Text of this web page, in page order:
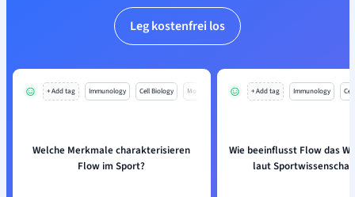
Leg kostenfrei los
+ Add tag Immunology Cell Biology Mo
Welche Merkmale charakterisieren
Flow im Sport?
+ Add tag Immunology
Wie beeinflusst Flow das
laut